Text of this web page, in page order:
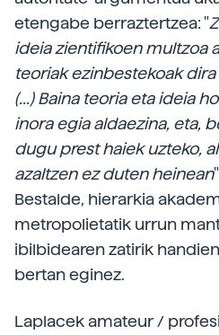
etengabe berraztertzea: "
ideia zientifikoen multzoa
teoriak ezinbestekoak
(...) Baina teoria eta ideia
inora egia aldaezina, eta,
dugu prest haiek uzteko,
azaltzen ez duten heinean
Bestalde, hierarkia
metropolietatik urrun
ibilbidearen zatirik
bertan eginez.
Laplacek amateur /